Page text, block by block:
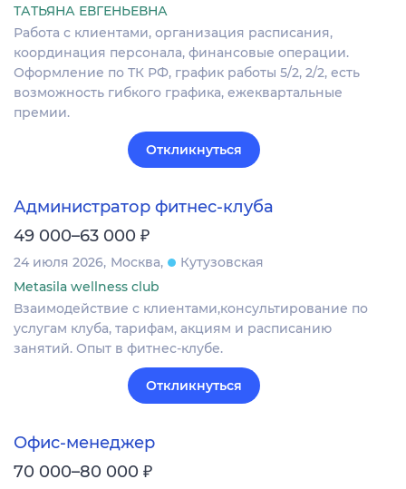
ТАТЬЯНА ЕВГЕНЬЕВНА
Работа с клиентами, организация расписания,
координация персонала, финансовые операции.
Оформление по ТК РФ, график работы 5/2, 2/2, есть
возможность гибкого графика, ежеквартальные
премии.
Откликнуться
Администратор фитнес-клуба
49 000–63 000 ₽
24 июля 2026 Москва
Кутузовская
Metasila wellness club
Взаимодействие с клиентами,консультирование по
услугам клуба, тарифам, акциям и расписанию
занятий. Опыт в фитнес-клубе.
Откликнуться
Офис-менеджер
70 000–80 000 ₽